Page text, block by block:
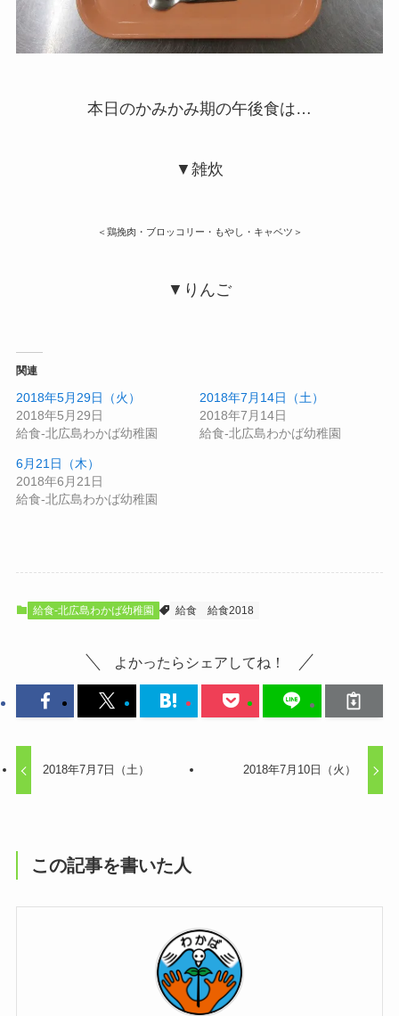
本日のかみかみ期の午後食は…
▼雑炊
＜鶏挽肉・ブロッコリー・もやし・キャベツ＞
▼りんご
関連
2018年5月29日（火）
2018年5月29日
給食-北広島わかば幼稚園
2018年7月14日（土）
2018年7月14日
給食-北広島わかば幼稚園
6月21日（木）
2018年6月21日
給食-北広島わかば幼稚園
給食-北広島わかば幼稚園 給食 給食2018
よかったらシェアしてね！
2018年7月7日（土） 2018年7月10日（火）
この記事を書いた人